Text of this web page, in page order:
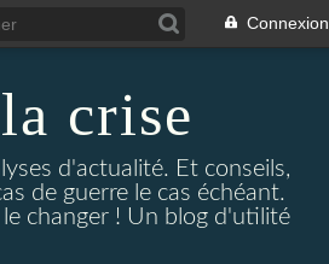
Connexion
crise
d'actualité. Et conseils,
de guerre le cas échéant.
changer ! Un blog d'utilité